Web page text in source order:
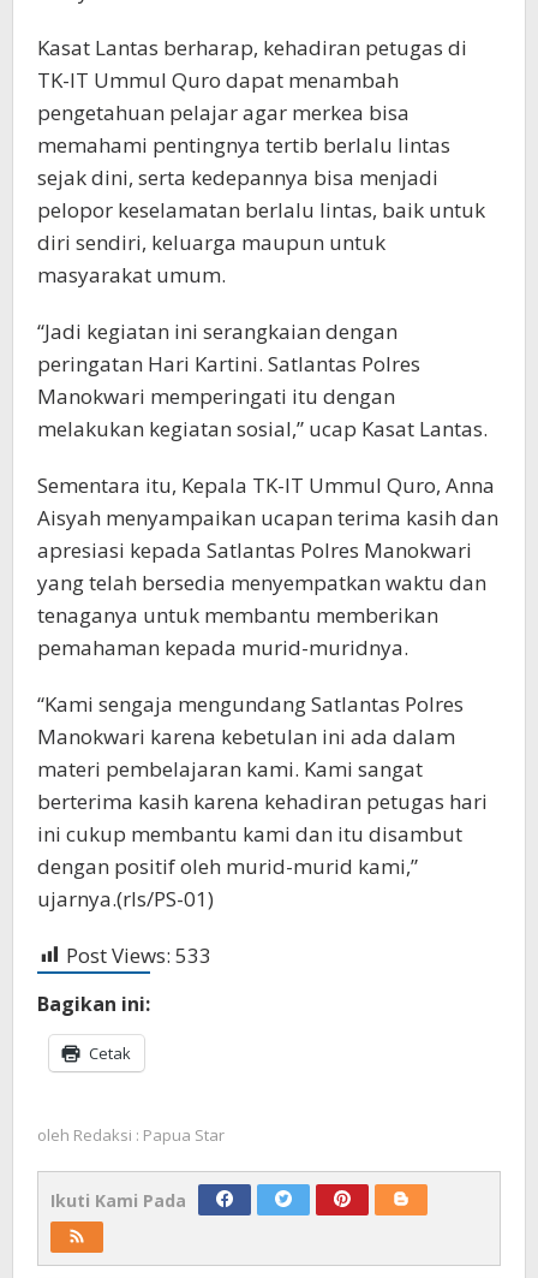
Kasat Lantas berharap, kehadiran petugas di
TK-IT Ummul Quro dapat menambah
pengetahuan pelajar agar merkea bisa
memahami pentingnya tertib berlalu lintas
sejak dini, serta kedepannya bisa menjadi
pelopor keselamatan berlalu lintas, baik untuk
diri sendiri, keluarga maupun untuk
masyarakat umum.
“Jadi kegiatan ini serangkaian dengan
peringatan Hari Kartini. Satlantas Polres
Manokwari memperingati itu dengan
melakukan kegiatan sosial,” ucap Kasat Lantas.
Sementara itu, Kepala TK-IT Ummul Quro, Anna
Aisyah menyampaikan ucapan terima kasih dan
apresiasi kepada Satlantas Polres Manokwari
yang telah bersedia menyempatkan waktu dan
tenaganya untuk membantu memberikan
pemahaman kepada murid-muridnya.
“Kami sengaja mengundang Satlantas Polres
Manokwari karena kebetulan ini ada dalam
materi pembelajaran kami. Kami sangat
berterima kasih karena kehadiran petugas hari
ini cukup membantu kami dan itu disambut
dengan positif oleh murid-murid kami,”
ujarnya.(rls/PS-01)
Post Views: 533
Bagikan ini:
Cetak
oleh Redaksi : Papua Star
Ikuti Kami Pada